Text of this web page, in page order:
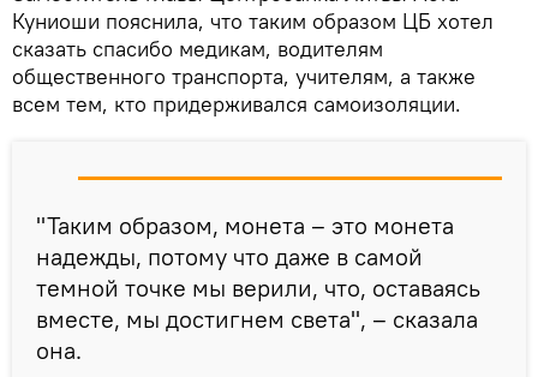
Куниоши пояснила, что таким образом ЦБ хотел
сказать спасибо медикам, водителям
общественного транспорта, учителям, а также
всем тем, кто придерживался самоизоляции.
"Таким образом, монета – это монета
надежды, потому что даже в самой
темной точке мы верили, что, оставаясь
вместе, мы достигнем света", – сказала
она.